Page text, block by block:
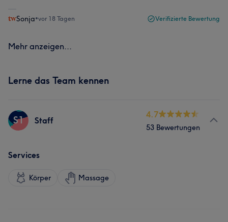
Sonja•vor 18 Tagen Verifizierte Bewertung
Mehr anzeigen...
Lerne das Team kennen
S1 Staff
4.7
53 Bewertungen
Services
Körper Massage